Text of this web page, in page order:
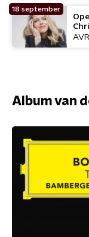
18 september
Album van